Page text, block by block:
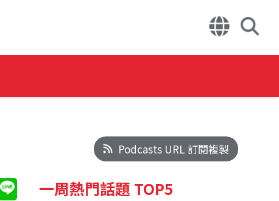
Podcasts URL 訂閱複製
一周熱門話題 TOP5